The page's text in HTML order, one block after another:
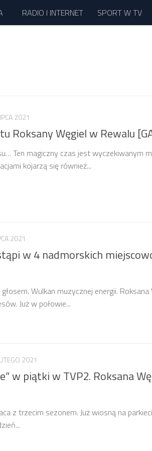
RADIO I INTERNET SPORT W TV
2021
Roksany Węgiel w Rewalu
Ten magiczny czas jest wyczekiwanym
kojarzą się również...
2021
w 4 nadmorskich
Wulkan muzycznej energii.
Już w połowie...
2021
w piątki w TVP2. Roksana
z trzecim sezonem. Już wiosną na